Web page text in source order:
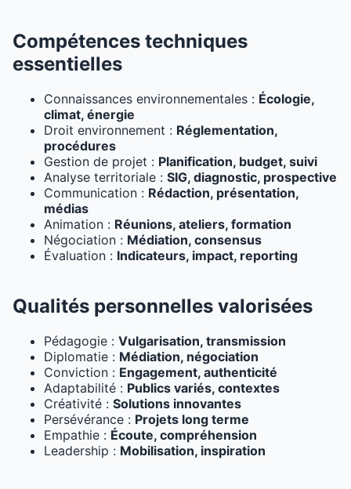
Compétences techniques
essentielles
Connaissances environnementales : Écologie,
climat, énergie
Droit environnement : Réglementation,
procédures
Gestion de projet : Planification, budget, suivi
Analyse territoriale : SIG, diagnostic, prospective
Communication : Rédaction, présentation,
médias
Animation : Réunions, ateliers, formation
Négociation : Médiation, consensus
Évaluation : Indicateurs, impact, reporting
Qualités personnelles valorisées
Pédagogie : Vulgarisation, transmission
Diplomatie : Médiation, négociation
Conviction : Engagement, authenticité
Adaptabilité : Publics variés, contextes
Créativité : Solutions innovantes
Persévérance : Projets long terme
Empathie : Écoute, compréhension
Leadership : Mobilisation, inspiration